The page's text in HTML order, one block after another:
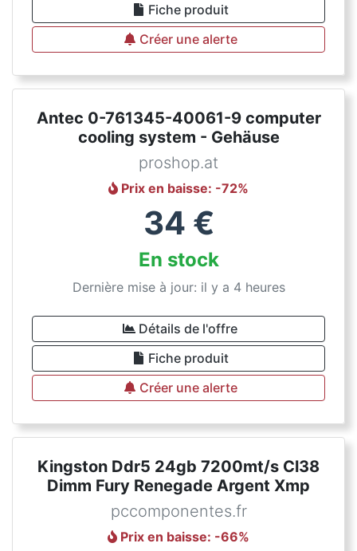
Fiche produit
Créer une alerte
Antec 0-761345-40061-9 computer
cooling system - Gehäuse
proshop.at
Prix en baisse: -72%
34 €
En stock
Dernière mise à jour: il y a 4 heures
Détails de l'offre
Fiche produit
Créer une alerte
Kingston Ddr5 24gb 7200mt/s Cl38
Dimm Fury Renegade Argent Xmp
pccomponentes.fr
Prix en baisse: -66%